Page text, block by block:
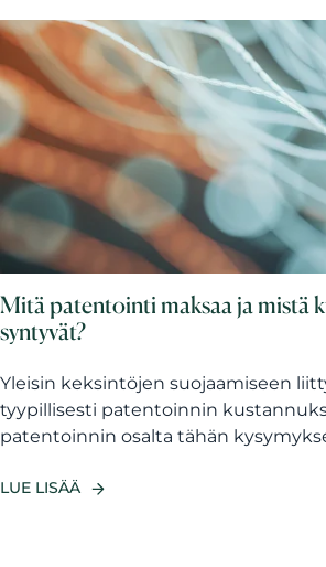
Mitä patentointi maksaa ja mistä
syntyvät?
Yleisin keksintöjen suojaamiseen
tyypillisesti patentoinnin
patentoinnin osalta tähän
LUE LISÄÄ